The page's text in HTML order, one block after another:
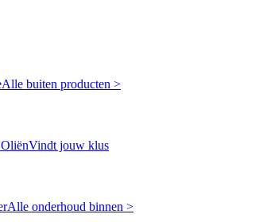
Alle buiten producten >
Vindt jouw klus
Alle onderhoud binnen >